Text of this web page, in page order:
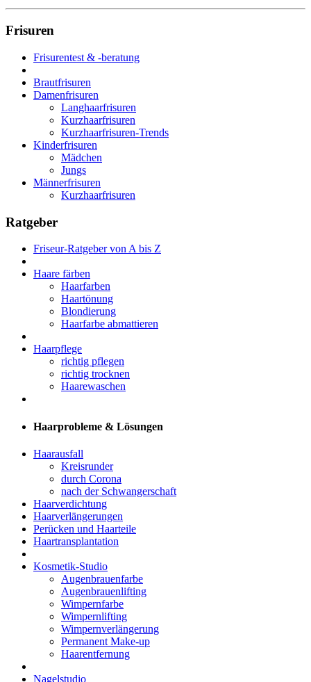
Frisuren
Frisurentest & -beratung
Brautfrisuren
Damenfrisuren
Langhaarfrisuren
Kurzhaarfrisuren
Kurzhaarfrisuren-Trends
Kinderfrisuren
Mädchen
Jungs
Männerfrisuren
Kurzhaarfrisuren
Ratgeber
Friseur-Ratgeber von A bis Z
Haare färben
Haarfarben
Haartönung
Blondierung
Haarfarbe abmattieren
Haarpflege
richtig pflegen
richtig trocknen
Haarewaschen
Haarprobleme & Lösungen
Haarausfall
Kreisrunder
durch Corona
nach der Schwangerschaft
Haarverdichtung
Haarverlängerungen
Perücken und Haarteile
Haartransplantation
Kosmetik-Studio
Augenbrauenfarbe
Augenbrauenlifting
Wimpernfarbe
Wimpernlifting
Wimpernverlängerung
Permanent Make-up
Haarentfernung
Nagelstudio